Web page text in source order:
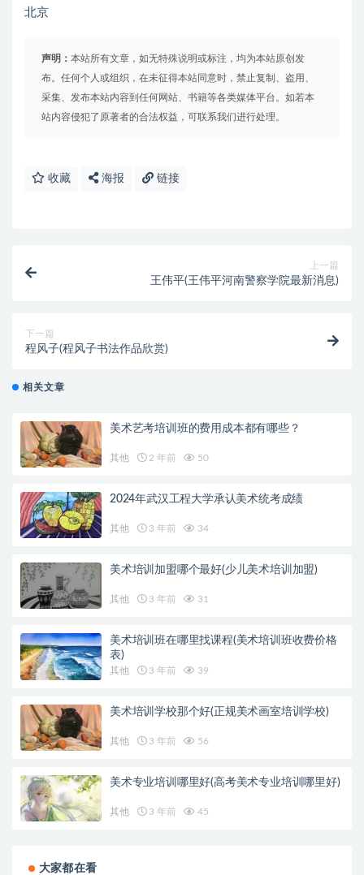
北京
声明： 本站所有文章，如无特殊说明或标注，均为本站原创发
布。任何个人或组织，在未征得本站同意时，禁止复制、盗用、
采集、发布本站内容到任何网站、书籍等各类媒体平台。如若本
站内容侵犯了原著者的合法权益，可联系我们进行处理。
收藏 海报 链接
上一篇
王伟平(王伟平河南警察学院最新消息)
下一篇
程风子(程风子书法作品欣赏)
相关文章
美术艺考培训班的费用成本都有哪些？
其他 2 年前 50
2024年武汉工程大学承认美术统考成绩
其他 3 年前 34
美术培训加盟哪个最好(少儿美术培训加盟)
其他 3 年前 31
美术培训班在哪里找课程(美术培训班收费价格
表)
其他 3 年前 39
美术培训学校那个好(正规美术画室培训学校)
其他 3 年前 56
美术专业培训哪里好(高考美术专业培训哪里好)
其他 3 年前 45
大家都在看